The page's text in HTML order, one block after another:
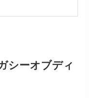
シーオブディ